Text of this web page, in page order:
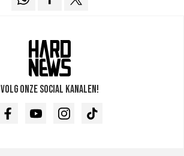
Volg onze social kanalen!
FacebookYoutubeInstagramTikTok